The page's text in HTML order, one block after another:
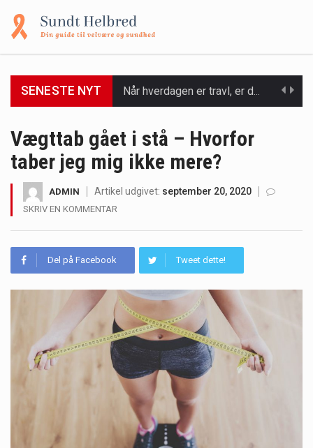
SENESTE NYT
Padel er en sport, der er blevet stadig mere populær over hele verden på grund…
Sunde måltidskasser er en fantastisk løsning til dem, der ønsker at opretholde en sund livsstil…
Vægttab gået i stå – Hvorfor
taber jeg mig ikke mere?
ADMIN Artikel udgivet: september 20, 2020
SKRIV EN KOMMENTAR
Del på Facebook Tweet dette!